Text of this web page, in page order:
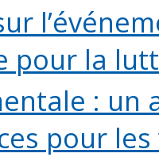
pour la
: un
pour